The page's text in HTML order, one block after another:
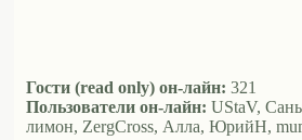
Гости (read only) он-лайн: 321
Пользователи он-лайн: UStaV,
лимон, ZergCross, Алла, ЮрийН,